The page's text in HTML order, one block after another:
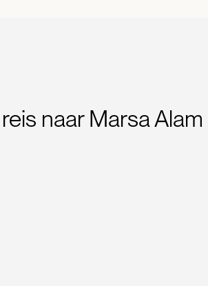
naar Marsa Alam